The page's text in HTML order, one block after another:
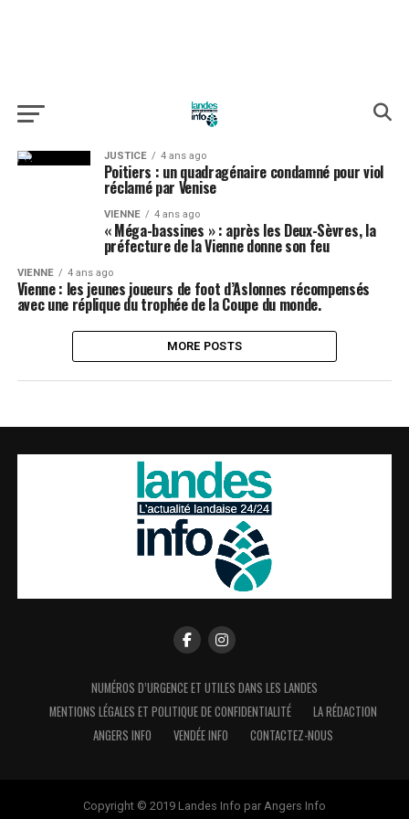
JUSTICE 4 ans ago
Poitiers : un quadragénaire condamné pour viol
réclamé par Venise
VIENNE 4 ans ago
« Méga-bassines » : après les Deux-Sèvres, la
préfecture de la Vienne donne son feu
VIENNE 4 ans ago
Vienne : les jeunes joueurs de foot d’Aslonnes récompensés
avec une réplique du trophée de la Coupe du monde.
MORE POSTS
NUMÉROS D’URGENCE ET UTILES DANS LES LANDES
MENTIONS LÉGALES ET POLITIQUE DE CONFIDENTIALITÉ
LA RÉDACTION
ANGERS INFO
VENDÉE INFO CONTACTEZ-NOUS
Copyright © 2019 Landes Info par Angers Info